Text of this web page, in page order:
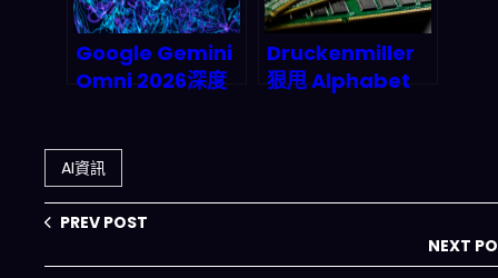
Google Gemini
Omni 2026深度
顛覆企業營運與創
造被動收益？
Druckenmiller
狠甩 Alphabet
AI資訊
PREV POST
NEXT